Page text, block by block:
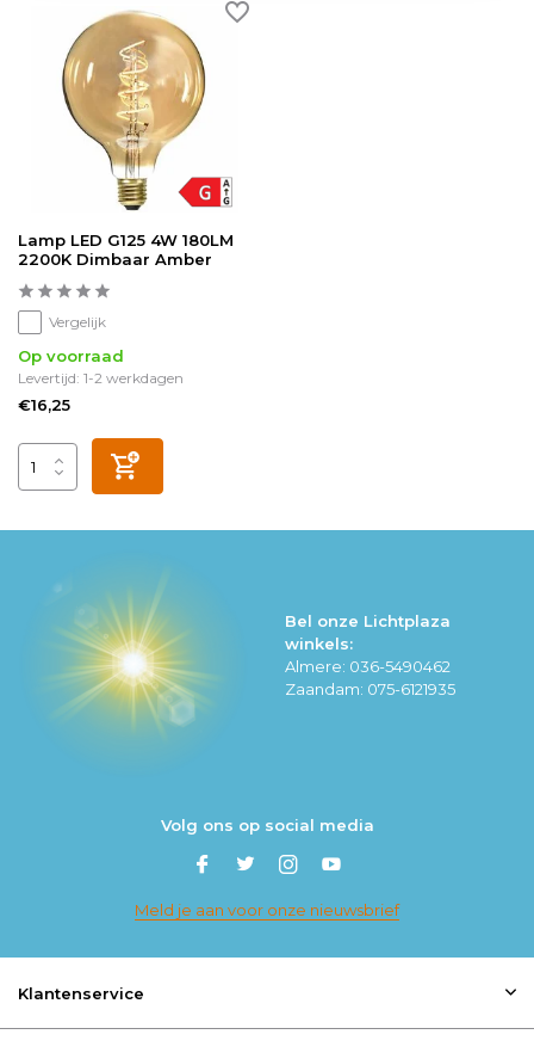
Lamp LED G125 4W 180LM
2200K Dimbaar Amber
Vergelijk
Op voorraad
Levertijd: 1-2 werkdagen
€16,25
Bel onze Lichtplaza
winkels:
Almere: 036-5490462
Zaandam: 075-6121935
Volg ons op social media
Meld je aan voor onze nieuwsbrief
Klantenservice